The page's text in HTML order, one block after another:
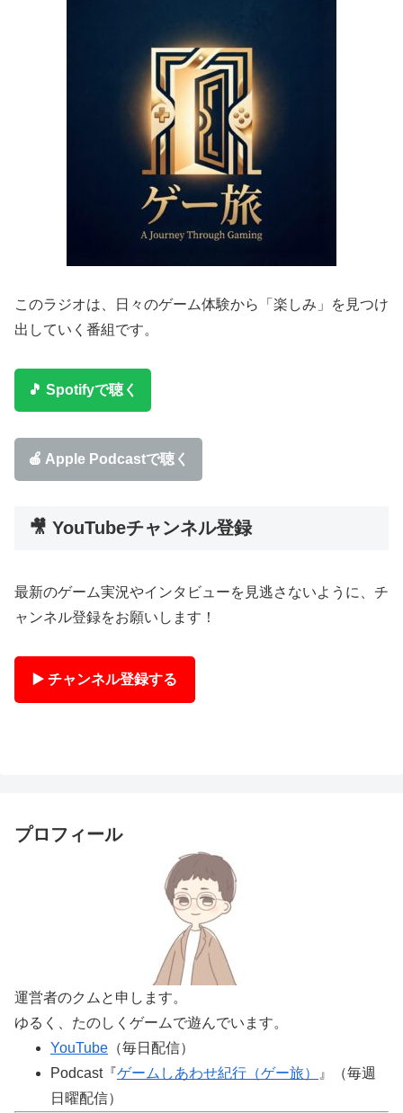
このラジオは、日々のゲーム体験から「楽しみ」を見つけ
出していく番組です。
🎵 Spotifyで聴く
🍎 Apple Podcastで聴く
🎥 YouTubeチャンネル登録
最新のゲーム実況やインタビューを見逃さないように、チ
ャンネル登録をお願いします！
▶️ チャンネル登録する
プロフィール
運営者のクムと申します。
ゆるく、たのしくゲームで遊んでいます。
YouTube （毎日配信）
Podcast『ゲームしあわせ紀行（ゲー旅）
』（毎週
日曜配信）